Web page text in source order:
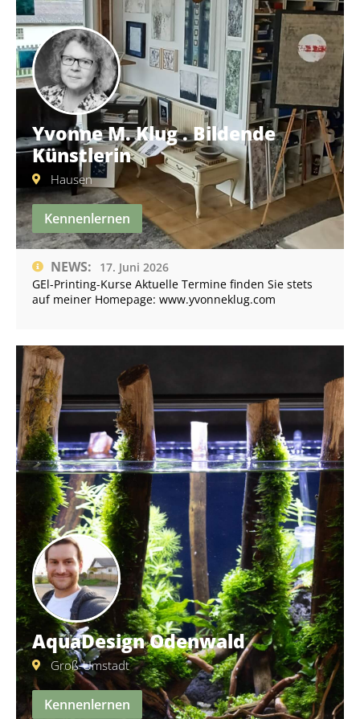
Yvonne M. Klug . Bildende
Künstlerin
Hausen
Kennenlernen
NEWS:
17. Juni 2026
GEl-Printing-Kurse Aktuelle Termine finden Sie stets
auf meiner Homepage: www.yvonneklug.com
AquaDesign Odenwald
Groß-Umstadt
Kennenlernen